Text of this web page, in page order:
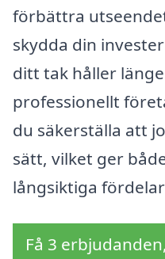
förbättra
skydda din
ditt tak håller
professionellt
du säkerställa att
sätt, vilket ger
långsiktiga
Få 3